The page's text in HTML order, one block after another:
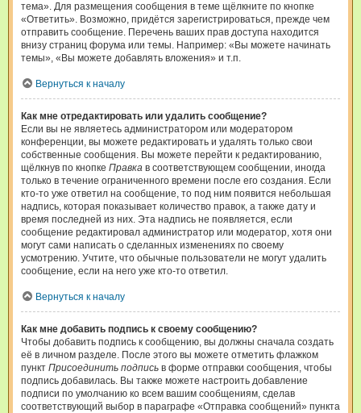
тема». Для размещения сообщения в теме щёлкните по кнопке
«Ответить». Возможно, придётся зарегистрироваться, прежде чем
отправить сообщение. Перечень ваших прав доступа находится
внизу страниц форума или темы. Например: «Вы можете начинать
темы», «Вы можете добавлять вложения» и т.п.
Вернуться к началу
Как мне отредактировать или удалить сообщение?
Если вы не являетесь администратором или модератором
конференции, вы можете редактировать и удалять только свои
собственные сообщения. Вы можете перейти к редактированию,
щёлкнув по кнопке Правка в соответствующем сообщении, иногда
только в течение ограниченного времени после его создания. Если
кто-то уже ответил на сообщение, то под ним появится небольшая
надпись, которая показывает количество правок, а также дату и
время последней из них. Эта надпись не появляется, если
сообщение редактировал администратор или модератор, хотя они
могут сами написать о сделанных изменениях по своему
усмотрению. Учтите, что обычные пользователи не могут удалить
сообщение, если на него уже кто-то ответил.
Вернуться к началу
Как мне добавить подпись к своему сообщению?
Чтобы добавить подпись к сообщению, вы должны сначала создать
её в личном разделе. После этого вы можете отметить флажком
пункт Присоединить подпись в форме отправки сообщения, чтобы
подпись добавилась. Вы также можете настроить добавление
подписи по умолчанию ко всем вашим сообщениям, сделав
соответствующий выбор в параграфе «Отправка сообщений» пункта